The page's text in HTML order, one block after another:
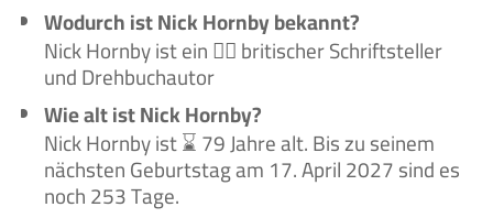
Wodurch ist Nick Hornby bekannt?
Nick Hornby ist ein 🙋‍♂️ britischer Schriftsteller
und Drehbuchautor
Wie alt ist Nick Hornby?
Nick Hornby ist ⌛ 79 Jahre alt. Bis zu seinem
nächsten Geburtstag am 17. April 2027 sind es
noch 253 Tage.